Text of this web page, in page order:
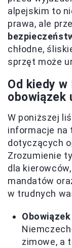
alpejskim to
prawa, ale
chłodne,
sprzęt może
Od kiedy
obowiązek
W poniższej
informacje na
dotyczących
Zrozumienie
dla
mandatów
w trudnych
zimowe, a